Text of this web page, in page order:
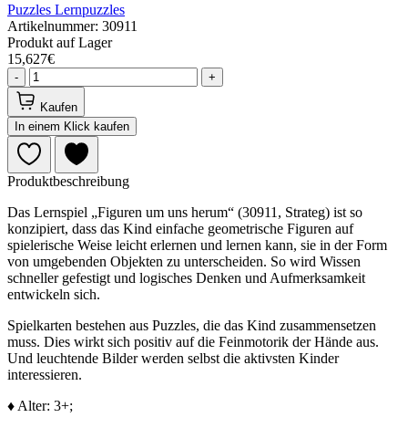
Puzzles Lernpuzzles
Artikelnummer: 30911
Produkt auf Lager
15,627€
- +
Kaufen
In einem Klick kaufen
Produktbeschreibung
Das Lernspiel „Figuren um uns herum“ (30911, Strateg) ist so
konzipiert, dass das Kind einfache geometrische Figuren auf
spielerische Weise leicht erlernen und lernen kann, sie in der Form
von umgebenden Objekten zu unterscheiden. So wird Wissen
schneller gefestigt und logisches Denken und Aufmerksamkeit
entwickeln sich.
Spielkarten bestehen aus Puzzles, die das Kind zusammensetzen
muss. Dies wirkt sich positiv auf die Feinmotorik der Hände aus.
Und leuchtende Bilder werden selbst die aktivsten Kinder
interessieren.
♦ Alter: 3+;